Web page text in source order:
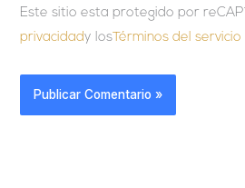
Este sitio esta protegido por
privacidady los Términos del